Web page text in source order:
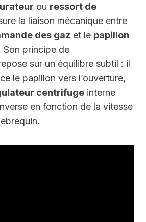
ou ressort de
la liaison mécanique entre
des gaz et le papillon
Son principe de
sur un équilibre subtil : il
le papillon vers l’ouverture,
centrifuge interne
en fonction de la vitesse